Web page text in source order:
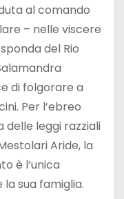
al comando
– nelle viscere
del Rio
di folgorare a
Per l’ebreo
delle leggi razziali
Aride, la
è l’unica
sua famiglia.